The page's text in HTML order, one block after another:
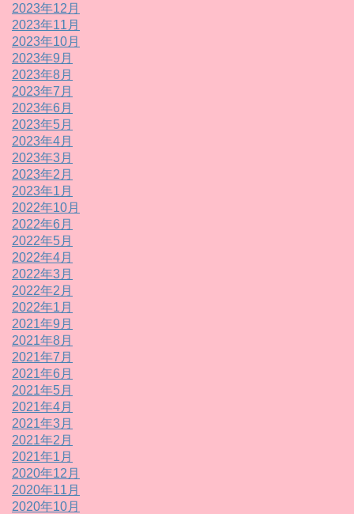
2023年12月
2023年11月
2023年10月
2023年9月
2023年8月
2023年7月
2023年6月
2023年5月
2023年4月
2023年3月
2023年2月
2023年1月
2022年10月
2022年6月
2022年5月
2022年4月
2022年3月
2022年2月
2022年1月
2021年9月
2021年8月
2021年7月
2021年6月
2021年5月
2021年4月
2021年3月
2021年2月
2021年1月
2020年12月
2020年11月
2020年10月